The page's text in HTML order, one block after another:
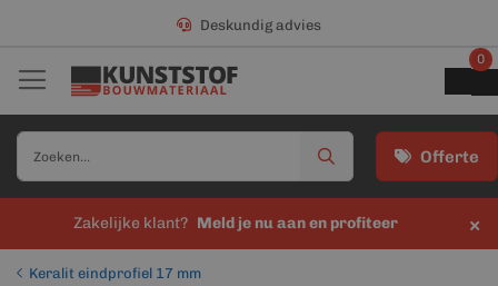
Deskundig advies
Offerte
0
Zakelijke klant? Meld je nu aan en profiteer ×
Keralit eindprofiel 17 mm